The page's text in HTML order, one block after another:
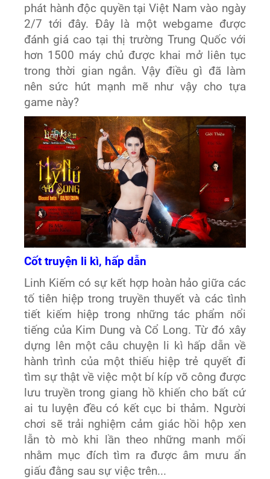
phát hành độc quyền tại Việt Nam vào ngày
2/7 tới đây. Đây là một webgame được
đánh giá cao tại thị trường Trung Quốc với
hơn 1500 máy chủ được khai mở liên tục
trong thời gian ngắn. Vậy điều gì đã làm
nên sức hút mạnh mẽ như vậy cho tựa
game này?
Cốt truyện li kì, hấp dẫn
Linh Kiếm có sự kết hợp hoàn hảo giữa các
tố tiên hiệp trong truyền thuyết và các tình
tiết kiếm hiệp trong những tác phẩm nổi
tiếng của Kim Dung và Cổ Long. Từ đó xây
dựng lên một câu chuyện li kì hấp dẫn về
hành trình của một thiếu hiệp trẻ quyết đi
tìm sự thật về việc một bí kíp võ công được
lưu truyền trong giang hồ khiến cho bất cứ
ai tu luyện đều có kết cục bi thảm. Người
chơi sẽ trải nghiệm cảm giác hồi hộp xen
lẫn tò mò khi lần theo những manh mối
nhằm mục đích tìm ra được âm mưu ẩn
giấu đằng sau sự việc trên...